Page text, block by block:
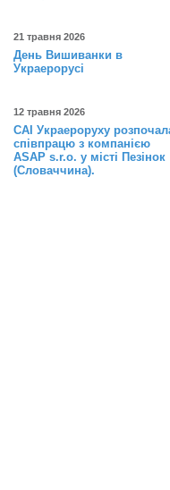
21 травня 2026
День Вишиванки в
Украерорусі
12 травня 2026
САІ Украероруху
співпрацю з компанією
ASAP s.r.o. у місті Пезінок
(Словаччина).